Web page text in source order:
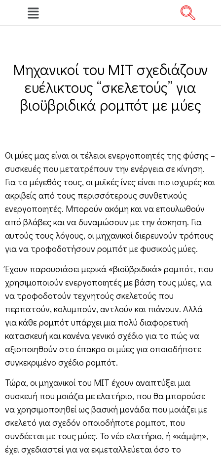
Μηχανικοί του MIT σχεδιάζουν
ευέλικτους “σκελετούς” για
βιοϋβριδικά ρομπότ με μύες
Οι μύες μας είναι οι τέλειοι ενεργοποιητές της φύσης –
συσκευές που μετατρέπουν την ενέργεια σε κίνηση.
Για το μέγεθός τους, οι μυϊκές ίνες είναι πιο ισχυρές και
ακριβείς από τους περισσότερους συνθετικούς
ενεργοποιητές. Μπορούν ακόμη και να επουλωθούν
από βλάβες και να δυναμώσουν με την άσκηση. Για
αυτούς τους λόγους, οι μηχανικοί διερευνούν τρόπους
για να τροφοδοτήσουν ρομπότ με φυσικούς μύες.
Έχουν παρουσιάσει μερικά «βιοϋβριδικά» ρομπότ, που
χρησιμοποιούν ενεργοποιητές με βάση τους μύες, για
να τροφοδοτούν τεχνητούς σκελετούς που
περπατούν, κολυμπούν, αντλούν και πιάνουν. Αλλά
για κάθε ρομπότ υπάρχει μια πολύ διαφορετική
κατασκευή και κανένα γενικό σχέδιο για το πώς να
αξιοποιηθούν στο έπακρο οι μύες για οποιοδήποτε
συγκεκριμένο σχέδιο ρομπότ.
Τώρα, οι μηχανικοί του MIT έχουν αναπτύξει μια
συσκευή που μοιάζει με ελατήριο, που θα μπορούσε
να χρησιμοποιηθεί ως βασική μονάδα που μοιάζει με
σκελετό για σχεδόν οποιοδήποτε ρομποτ, που
συνδέεται με τους μύες. Το νέο ελατήριο, ή «κάμψη»,
έχει σχεδιαστεί για να εκμεταλλεύεται όσο το